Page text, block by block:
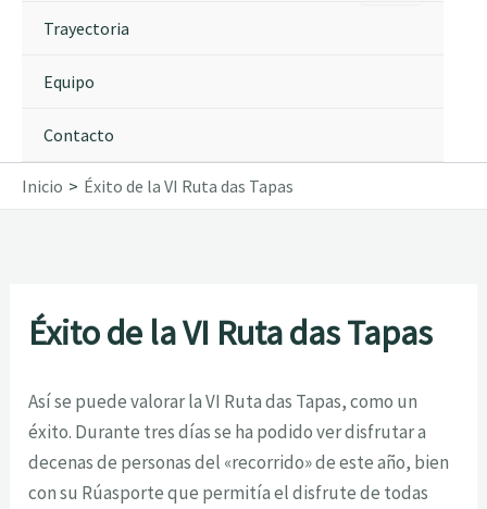
Trayectoria
Equipo
Contacto
Inicio Éxito de la VI Ruta das Tapas
Éxito de la VI Ruta das Tapas
Así se puede valorar la VI Ruta das Tapas, como un
éxito. Durante tres días se ha podido ver disfrutar a
decenas de personas del «recorrido» de este año, bien
con su Rúasporte que permitía el disfrute de todas